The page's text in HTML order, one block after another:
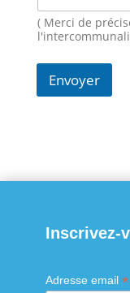
o
m
( Merci de
Envoyer
Inscrivez-
Adresse email *